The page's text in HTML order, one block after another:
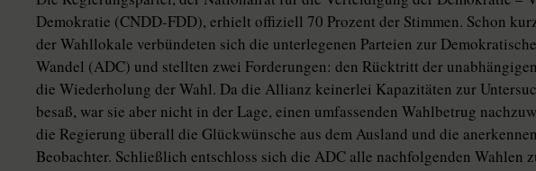
Demokratie (CNDD-FDD), erhielt offiziell 70 Prozent der Stimmen. Schon
der Wahllokale verbündeten sich die unterlegenen Parteien zur
Wandel (ADC) und stellten zwei Forderungen: den Rücktritt der
die Wiederholung der Wahl. Da die Allianz keinerlei Kapazitäten zur
besaß, war sie aber nicht in der Lage, einen umfassenden Wahlbetrug
die Regierung überall die Glückwünsche aus dem Ausland und die
Beobachter. Schließlich entschloss sich die ADC alle nachfolgenden Wahlen